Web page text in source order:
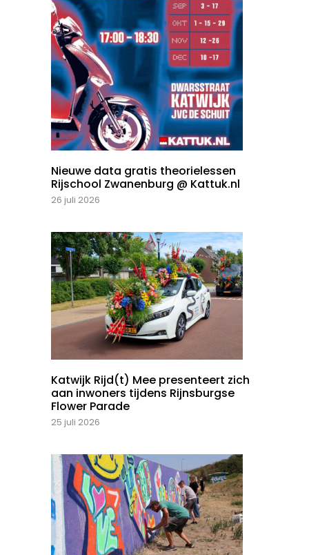
Nieuwe data gratis theorielessen
Rijschool Zwanenburg @ Kattuk.nl
26 juli 2026
Katwijk Rijd(t) Mee presenteert zich
aan inwoners tijdens Rijnsburgse
Flower Parade
25 juli 2026